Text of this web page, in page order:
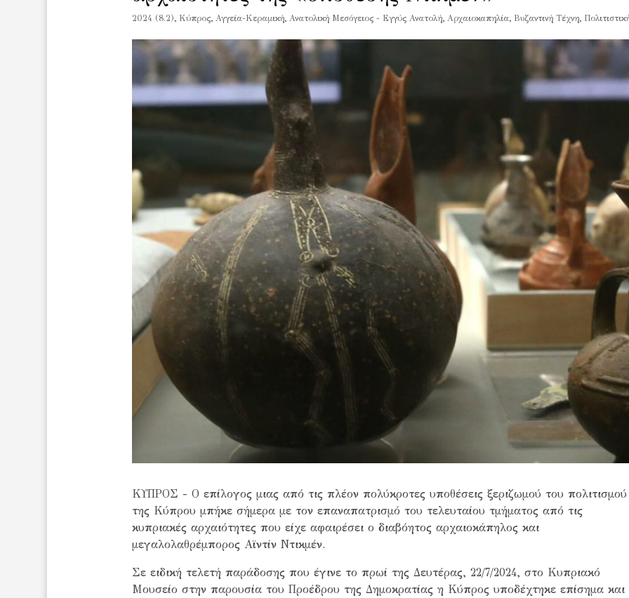
2024 (8.2), Kύπρος, Αγγεία-Κεραμική, Ανατολική Μεσόγειος - Εγγύς Ανατολή, Αρχαιοκαπηλία, Βυζαντινή Τέχνη,
ΚΥΠΡΟΣ - Ο επίλογος μιας από τις πλέον πολύκροτες υποθέσεις ξεριζωμού του πολιτισμού
της Κύπρου μπήκε σήμερα με τον επαναπατρισμό του τελευταίου τμήματος από τις
κυπριακές αρχαιότητες που είχε αφαιρέσει ο διαβόητος αρχαιοκάπηλος και
μεγαλολαθρέμπορος Αϊντίν Ντικμέν.
Σε ειδική τελετή παράδοσης που έγινε το πρωί της Δευτέρας, 22/7/2024, στο Κυπριακό
Μουσείο στην παρουσία του Προέδρου της Δημοκρατίας η Κύπρος υποδέχτηκε επίσημα και